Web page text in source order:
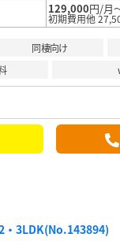
129,000円/月
初期費用他
同棲向け
・3LDK(No.143894)